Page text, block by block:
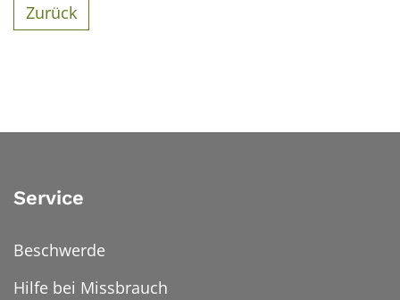
Zurück
Service
Beschwerde
Hilfe bei Missbrauch